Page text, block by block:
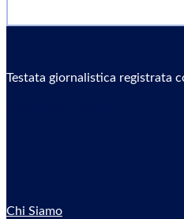
Testata giornalistica registrata
Chi Siamo